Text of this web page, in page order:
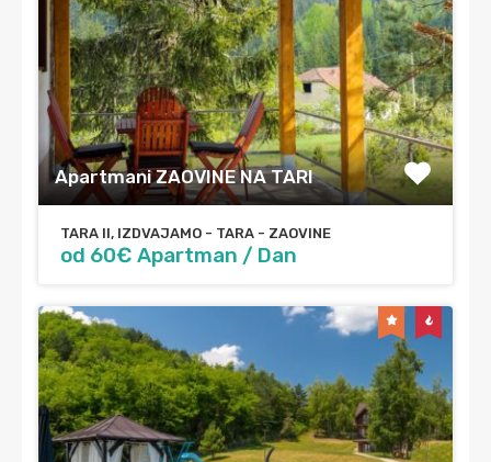
Apartmani ZAOVINE NA TARI
TARA II, IZDVAJAMO - TARA - ZAOVINE
od 60€ Apartman / Dan